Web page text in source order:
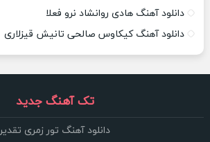
دانلود آهنگ هادی روانشاد نرو فعلا
دانلود آهنگ کیکاوس صالحی تانیش قیزلاری
تک آهنگ جدید
دانلود آهنگ تور زمری تقدیر